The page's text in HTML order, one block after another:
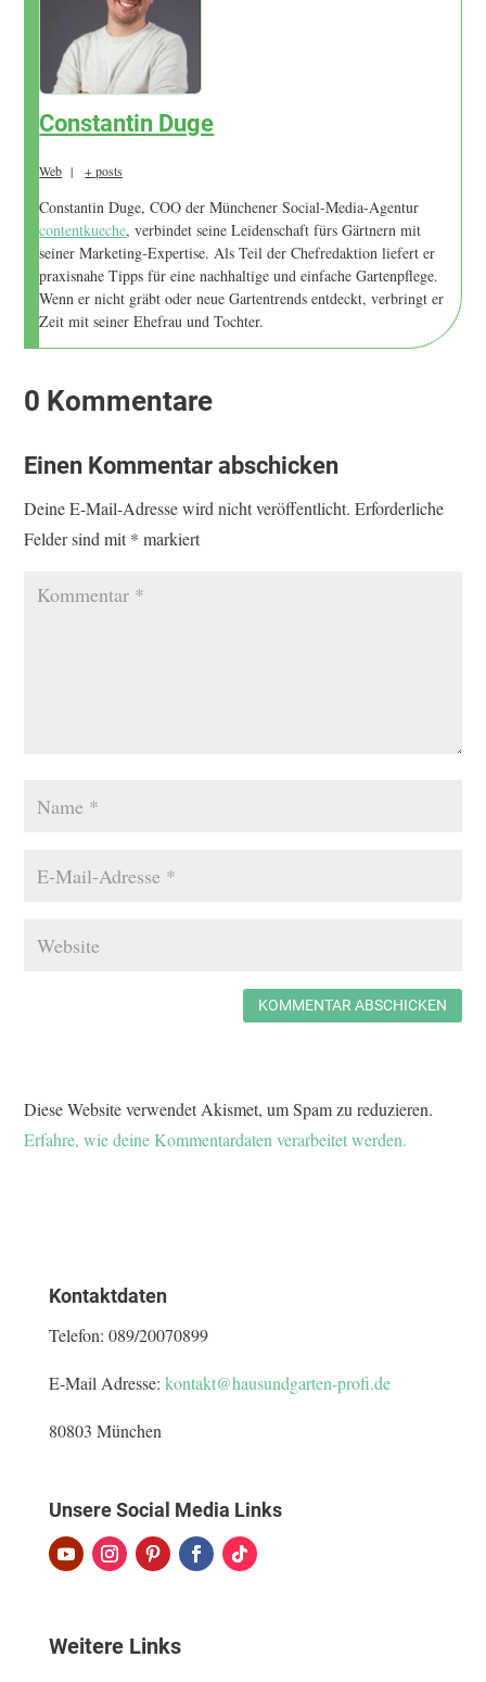
Constantin Duge
Web | + posts
Constantin Duge, COO der Münchener Social-Media-Agentur
contentkueche, verbindet seine Leidenschaft fürs Gärtnern mit
seiner Marketing-Expertise. Als Teil der Chefredaktion liefert er
praxisnahe Tipps für eine nachhaltige und einfache Gartenpflege.
Wenn er nicht gräbt oder neue Gartentrends entdeckt, verbringt er
Zeit mit seiner Ehefrau und Tochter.
0 Kommentare
Einen Kommentar abschicken
Deine E-Mail-Adresse wird nicht veröffentlicht. Erforderliche
Felder sind mit* markiert
KOMMENTAR ABSCHICKEN
Diese Website verwendet Akismet, um Spam zu reduzieren.
Erfahre, wie deine Kommentardaten verarbeitet werden.
Kontaktdaten
Telefon: 089/20070899
E-Mail Adresse: kontakt@hausundgarten-profi.de
80803 München
Unsere Social Media Links
Weitere Links